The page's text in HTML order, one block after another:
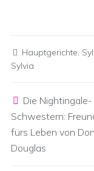
Hauptgerichte,
Sylvia
Die Nightingale-
Schwestern:
fürs Leben von
Douglas